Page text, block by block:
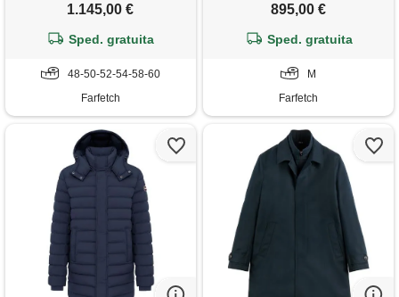
1.145,00 €
Sped. gratuita
48-50-52-54-58-60
Farfetch
895,00 €
Sped. gratuita
M
Farfetch